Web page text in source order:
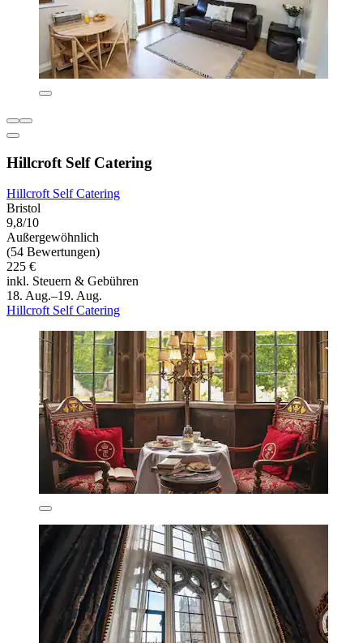
Hillcroft Self Catering
Hillcroft Self Catering
Bristol
9,8/10
Außergewöhnlich
(54 Bewertungen)
225 €
inkl. Steuern & Gebühren
18. Aug.–19. Aug.
Hillcroft Self Catering